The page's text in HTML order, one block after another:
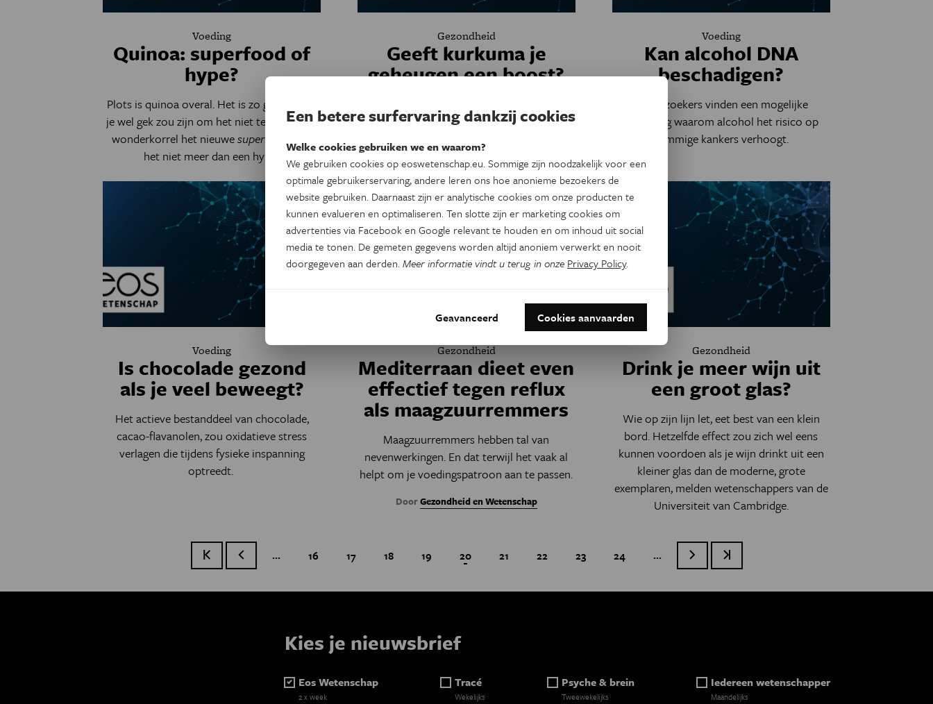
Voeding
Quinoa: superfood of
hype?
Plots is quinoa overal. Het is zo gezond dat
je wel gek zou zijn om het niet te eten. Is de
wonderkorrel het nieuwesuperfood
het niet meer dan een hype?
Gezondheid
Geeft kurkuma je
geheugen een boost?
blijkt uit onderzoek van de Universiteit van
tegen depressies. Klopt dat?
Voeding
Kan alcohol DNA
beschadigen?
Onderzoekers vinden een mogelijke
verklaring waarom alcohol het risico op
sommige kankers verhoogt.
Voeding
Is chocolade gezond
als je veel beweegt?
Het actieve bestanddeel van chocolade,
cacao-flavanolen, zou oxidatieve stress
verlagen die tijdens fysieke inspanning
optreedt.
Gezondheid
Mediterraan dieet even
effectief tegen reflux
als maagzuurremmers
Maagzuurremmers hebben tal van
nevenwerkingen. En dat terwijl het vaak al
helpt om je voedingspatroon aan te passen.
DoorGezondheid en Wetenschap
Gezondheid
Drink je meer wijn uit
een groot glas?
Wie op zijn lijn let, eet best van een klein
bord. Hetzelfde effect zou zich wel eens
kunnen voordoen als je wijn drinkt uit een
kleiner glas dan de moderne, grote
exemplaren, melden wetenschappers van de
Universiteit van Cambridge.
Eerste paginaVorige pagina
… Page
16 Page
17 Page
18 Page
19 Huidige pagina
20 Page
21 Page
22 Page
23 Page
24 … Volgende pagina
Laatste pagina
Kies je nieuwsbrief
Eos Wetenschap
2 x week
Tracé
Wekelijks
Psyche & brein
Tweewekelijks
Iedereen wetenschapper
Maandelijks
Een betere surfervaring dankzij cookies
Welke cookies gebruiken we en waarom?
We gebruiken cookies op eoswetenschap.eu. Sommige zijn noodzakelijk voor een
optimale gebruikerservaring, andere leren ons hoe anonieme bezoekers de
website gebruiken. Daarnaast zijn er analytische cookies om onze producten te
kunnen evalueren en optimaliseren. Ten slotte zijn er marketing cookies om
advertenties via Facebook en Google relevant te houden en om inhoud uit social
media te tonen. De gemeten gegevens worden altijd anoniem verwerkt en nooit
doorgegeven aan derden.Meer informatie vindt u terug in onze Privacy Policy.
Geavanceerd Cookies aanvaarden